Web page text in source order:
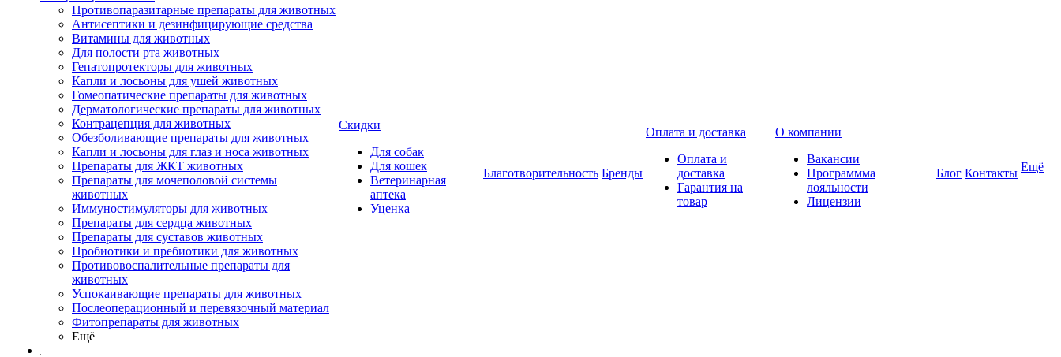
Противопаразитарные препараты для животных
Антисептики и дезинфицирующие средства
Витамины для животных
Для полости рта животных
Гепатопротекторы для животных
Капли и лосьоны для ушей животных
Гомеопатические препараты для животных
Дерматологические препараты для животных
Контрацепция для животных
Обезболивающие препараты для животных
Капли и лосьоны для глаз и носа животных
Препараты для ЖКТ животных
Препараты для мочеполовой системы
животных
Иммуностимуляторы для животных
Препараты для сердца животных
Препараты для суставов животных
Пробиотики и пребиотики для животных
Противовоспалительные препараты для
животных
Успокаивающие препараты для животных
Послеоперационный и перевязочный материал
Фитопрепараты для животных
Ещё
Скидки
Для собак
Для кошек
Ветеринарная
аптека
Уценка
Благотворительность Бренды
Оплата и доставка
Оплата и
доставка
Гарантия на
товар
О компании
Вакансии
Программма
лояльности
Лицензии
Блог Контакты Ещё